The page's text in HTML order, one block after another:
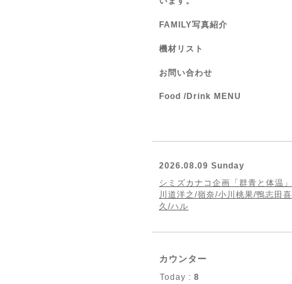
FAMILY写真紹介
機材リスト
お問い合わせ
Food /Drink MENU
2026.08.09 Sunday
シミズカナコ企画「群青と体温
川道洋之/嶺奈/小川桃果/鴨志田喜
久/ハル
カウンター
Today : 8